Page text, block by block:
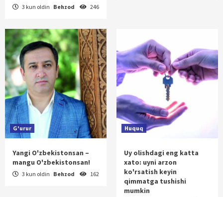
3 kun oldin Behzod 246
G'urur
Yangi O'zbekistonsan –
mangu O'zbekistonsan!
3 kun oldin Behzod 162
Huquq
Uy olishdagi eng katta
xato: uyni arzon
ko'rsatish keyin
qimmatga tushishi
mumkin